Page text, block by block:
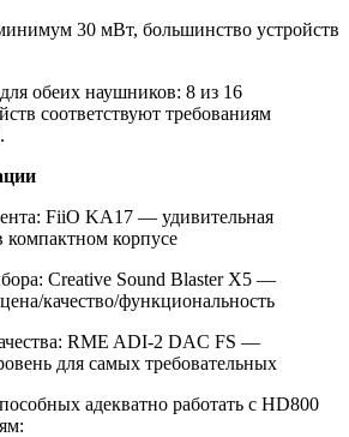
30 мВт, большинство устройств
обеих наушников: 8 из 16
соответствуют требованиям
FiiO KA17 — удивительная
компактном корпусе
Creative Sound Blaster X5 —
качество/функциональность
RME ADI-2 DAC FS —
для самых требовательных
адекватно работать с HD800